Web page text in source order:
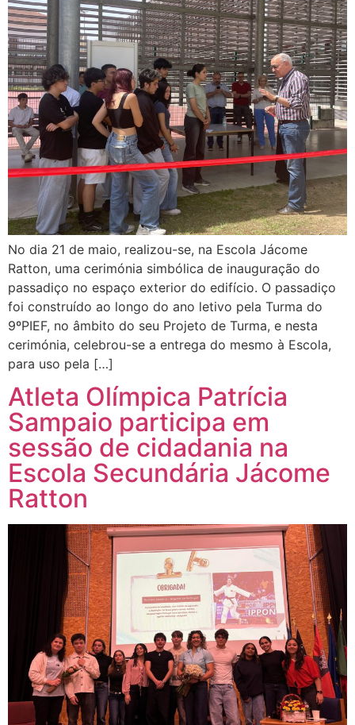
No dia 21 de maio, realizou-se, na Escola Jácome
Ratton, uma cerimónia simbólica de inauguração do
passadiço no espaço exterior do edifício. O passadiço
foi construído ao longo do ano letivo pela Turma do
9ºPIEF, no âmbito do seu Projeto de Turma, e nesta
cerimónia, celebrou-se a entrega do mesmo à Escola,
para uso pela […]
Atleta Olímpica Patrícia
Sampaio participa em
sessão de cidadania na
Escola Secundária Jácome
Ratton